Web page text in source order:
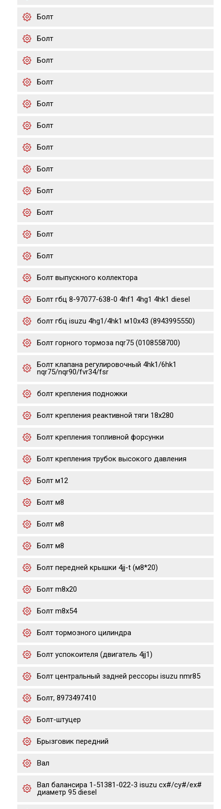
Болт
Болт
Болт
Болт
Болт
Болт
Болт
Болт
Болт
Болт
Болт
Болт
Болт выпускного коллектора
Болт гбц 8-97077-638-0 4hf1 4hg1 4hk1 diesel
болт гбц isuzu 4hg1/4hk1 м10х43 (8943995550)
Болт горного тормоза nqr75 (0108558700)
Болт клапана регулировочный 4hk1/6hk1
nqr75/nqr90/fvr34/fsr
болт крепления подножки
Болт крепления реактивной тяги 18x280
Болт крепления топливной форсунки
Болт крепления трубок высокого давления
Болт м12
Болт м8
Болт м8
Болт м8
Болт передней крышки 4jj-t (м8*20)
Болт m8x20
Болт m8x54
Болт тормозного цилиндра
Болт успокоителя (двигатель 4jj1)
Болт центральный задней рессоры isuzu nmr85
Болт, 8973497410
Болт-штуцер
Брызговик передний
Вал
Вал балансира 1-51381-022-3 isuzu cx#/cy#/ex#
диаметр 95 diesel